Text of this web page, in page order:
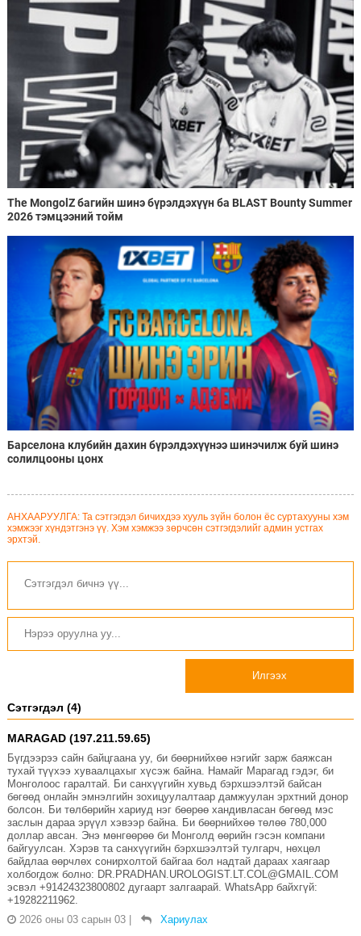
The MongolZ багийн шинэ бүрэлдэхүүн ба BLAST Bounty Summer
2026 тэмцээний тойм
Барселона клубийн дахин бүрэлдэхүүнээ шинэчилж буй шинэ
солилцооны цонх
АНХААРУУЛГА: Та сэтгэгдэл бичихдээ хууль зүйн болон ёс суртахууны хэм
хэмжээг хүндэтгэнэ үү. Хэм хэмжээ зөрчсөн сэтгэгдэлийг админ устгах
эрхтэй.
Илгээх
Сэтгэгдэл (4)
MARAGAD (197.211.59.65)
Бүгдээрээ сайн байцгаана уу, би бөөрнийхөө нэгийг зарж баяжсан
тухай түүхээ хуваалцахыг хүсэж байна. Намайг Марагад гэдэг, би
Монголоос гаралтай. Би санхүүгийн хувьд бэрхшээлтэй байсан
бөгөөд онлайн эмнэлгийн зохицуулалтаар дамжуулан эрхтний донор
болсон. Би төлбөрийн хариуд нэг бөөрөө хандивласан бөгөөд мэс
заслын дараа эрүүл хэвээр байна. Би бөөрнийхөө төлөө 780,000
доллар авсан. Энэ мөнгөөрөө би Монголд өөрийн гэсэн компани
байгуулсан. Хэрэв та санхүүгийн бэрхшээлтэй тулгарч, нөхцөл
байдлаа өөрчлөх сонирхолтой байгаа бол надтай дараах хаягаар
холбогдож болно: DR.PRADHAN.UROLOGIST.LT.COL@GMAIL.COM
эсвэл +91424323800802 дугаарт залгаарай. WhatsApp байхгүй:
+19282211962.
2026 оны 03 сарын 03
Хариулах